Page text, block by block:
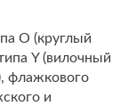
O (круглый
Y (вилочный
флажкового
и